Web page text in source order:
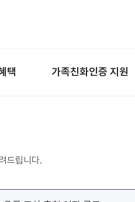
택 가족친화인증 지원
드립니다.